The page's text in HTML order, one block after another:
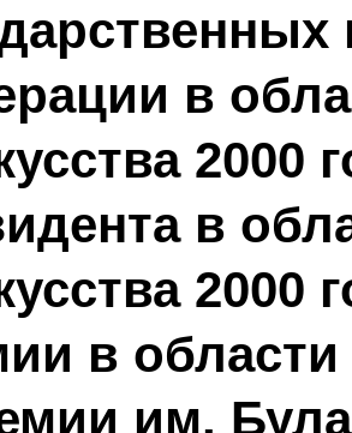
в
2000
в
2000
в области
им.